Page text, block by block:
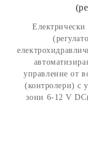
управление от
(контролери) с
зони 6-12 V